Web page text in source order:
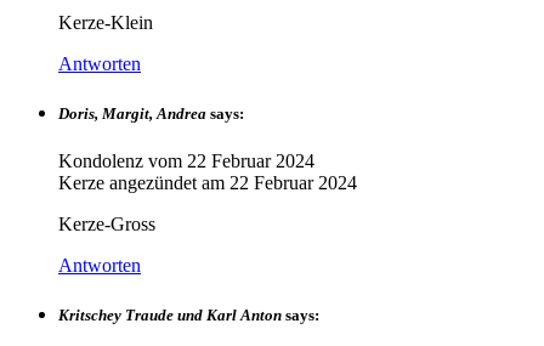
Kerze-Klein
Antworten
Doris, Margit, Andrea says:
Kondolenz vom 22 Februar 2024
Kerze angezündet am 22 Februar 2024
Kerze-Gross
Antworten
Kritschey Traude und Karl Anton says: